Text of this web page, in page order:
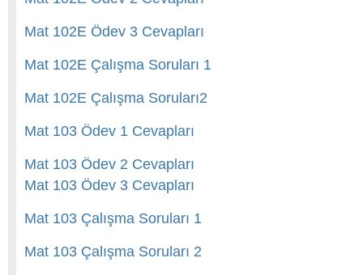
Mat 102E Ödev 3 Cevapları
Mat 102E Çalışma Soruları 1
Mat 102E Çalışma Soruları2
Mat 103 Ödev 1 Cevapları
Mat 103 Ödev 2 Cevapları
Mat 103 Ödev 3 Cevapları
Mat 103 Çalışma Soruları 1
Mat 103 Çalışma Soruları 2